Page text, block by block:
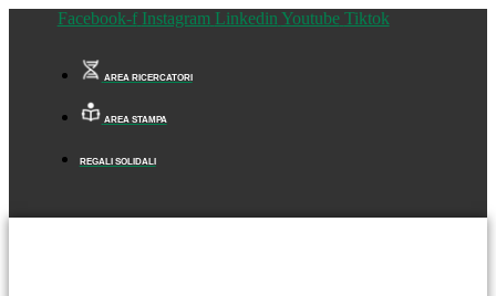
Facebook-f Instagram Linkedin Youtube Tiktok
AREA RICERCATORI
AREA STAMPA
REGALI SOLIDALI